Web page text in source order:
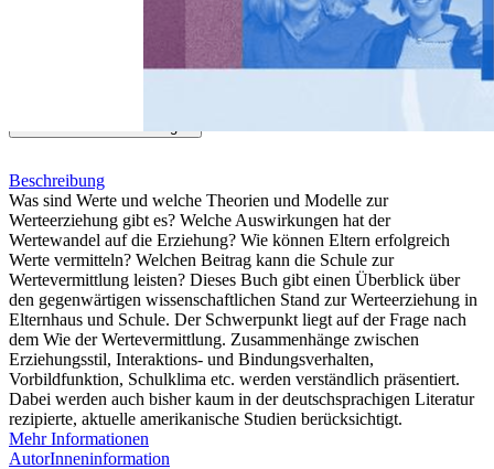
Werteerziehung in Familie und Schule
Beschreibung
Was sind Werte und welche Theorien und Modelle zur
Werteerziehung gibt es? Welche Auswirkungen hat der
Wertewandel auf die Erziehung? Wie können Eltern erfolgreich
Werte vermitteln? Welchen Beitrag kann die Schule zur
Wertevermittlung leisten? Dieses Buch gibt einen Überblick über
den gegenwärtigen wissenschaftlichen Stand zur Werteerziehung in
Elternhaus und Schule. Der Schwerpunkt liegt auf der Frage nach
dem Wie der Wertevermittlung. Zusammenhänge zwischen
Erziehungsstil, Interaktions- und Bindungsverhalten,
Vorbildfunktion, Schulklima etc. werden verständlich präsentiert.
Dabei werden auch bisher kaum in der deutschsprachigen Literatur
rezipierte, aktuelle amerikanische Studien berücksichtigt.
Mehr Informationen
AutorInneninformation